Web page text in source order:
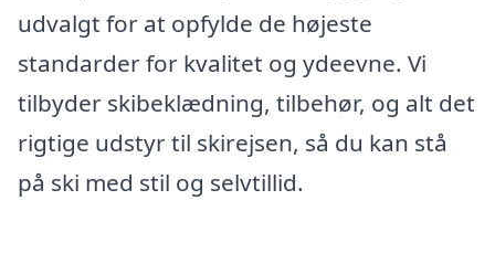
udvalgt for at opfylde de højeste
standarder for kvalitet og ydeevne. Vi
tilbyder skibeklædning, tilbehør, og alt det
rigtige udstyr til skirejsen, så du kan stå
på ski med stil og selvtillid.